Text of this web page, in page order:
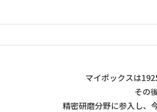
マイポックスは
その
精密研磨分野に参入し、